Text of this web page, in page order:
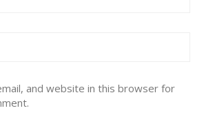
and website in this browser for